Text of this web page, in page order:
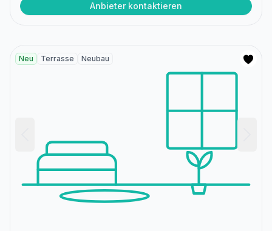
Anbieter kontaktieren
Neu Terrasse Neubau